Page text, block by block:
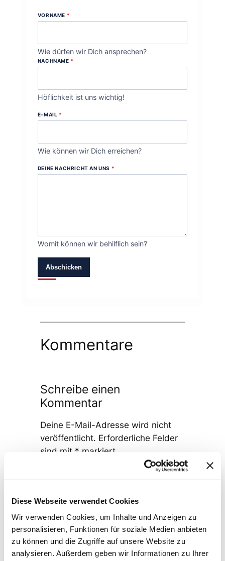
Diese Webseite verwendet Cookies
Wir verwenden Cookies, um Inhalte und Anzeigen zu
personalisieren, Funktionen für soziale Medien anbieten
zu können und die Zugriffe auf unsere Website zu
analysieren. Außerdem geben wir Informationen zu Ihrer
VORNAME *
Wie dürfen wir Dich ansprechen?
NACHNAME *
Höflichkeit ist uns wichtig!
E-MAIL *
Wie können wir Dich erreichen?
DEINE NACHRICHT AN UNS *
Womit können wir behilflich sein?
Abschicken
Kommentare
Schreibe einen
Kommentar
Deine E-Mail-Adresse wird nicht
veröffentlicht. Erforderliche Felder
sind mit * markiert
Name*